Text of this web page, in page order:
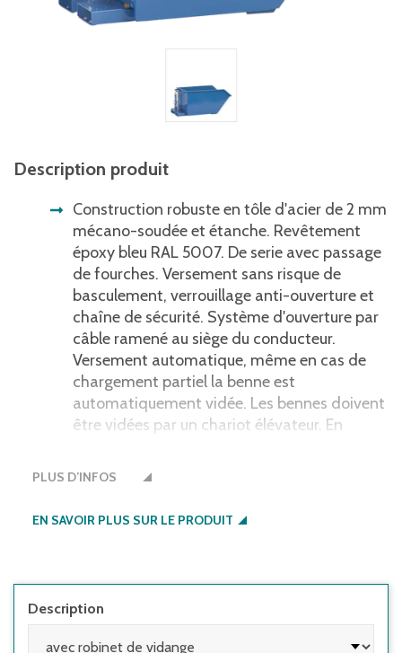
Description produit
Construction robuste en tôle d'acier de 2 mm
mécano-soudée et étanche. Revêtement
époxy bleu RAL 5007. De serie avec passage
de fourches. Versement sans risque de
basculement, verrouillage anti-ouverture et
chaîne de sécurité. Système d'ouverture par
câble ramené au siège du conducteur.
Versement automatique, même en cas de
chargement partiel la benne est
automatiquement vidée. Les bennes doivent
être vidées par un chariot élévateur. En
remet en place et à nouveau être chargée.
des solides, n° d'article complété par un A.
PLUS D’INFOS
EN SAVOIR PLUS SUR LE PRODUIT
Description